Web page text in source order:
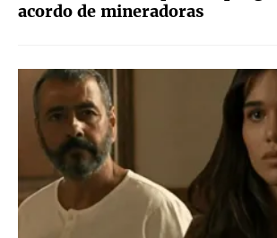
acordo de mineradoras